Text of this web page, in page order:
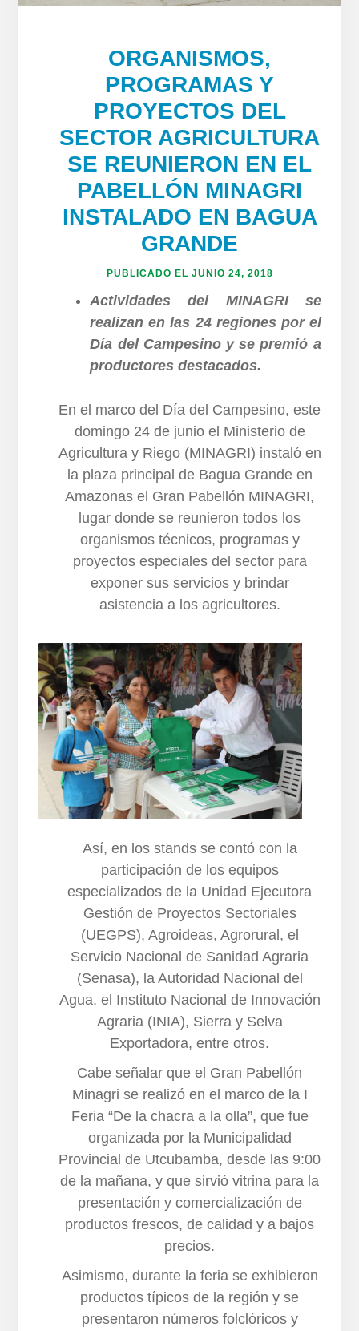
ORGANISMOS,
PROGRAMAS Y
PROYECTOS DEL
SECTOR AGRICULTURA
SE REUNIERON EN EL
PABELLÓN MINAGRI
INSTALADO EN BAGUA
GRANDE
PUBLICADO EL JUNIO 24, 2018
Actividades del MINAGRI se
realizan en las 24 regiones por el
Día del Campesino y se premió a
productores destacados.
En el marco del Día del Campesino, este
domingo 24 de junio el Ministerio de
Agricultura y Riego (MINAGRI) instaló en
la plaza principal de Bagua Grande en
Amazonas el Gran Pabellón MINAGRI,
lugar donde se reunieron todos los
organismos técnicos, programas y
proyectos especiales del sector para
exponer sus servicios y brindar
asistencia a los agricultores.
Así, en los stands se contó con la
participación de los equipos
especializados de la Unidad Ejecutora
Gestión de Proyectos Sectoriales
(UEGPS), Agroideas, Agrorural, el
Servicio Nacional de Sanidad Agraria
(Senasa), la Autoridad Nacional del
Agua, el Instituto Nacional de Innovación
Agraria (INIA), Sierra y Selva
Exportadora, entre otros.
Cabe señalar que el Gran Pabellón
Minagri se realizó en el marco de la I
Feria “De la chacra a la olla”, que fue
organizada por la Municipalidad
Provincial de Utcubamba, desde las 9:00
de la mañana, y que sirvió vitrina para la
presentación y comercialización de
productos frescos, de calidad y a bajos
precios.
Asimismo, durante la feria se exhibieron
productos típicos de la región y se
presentaron números folclóricos y